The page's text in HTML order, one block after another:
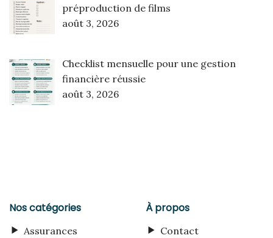
préproduction de films
août 3, 2026
Checklist mensuelle pour une gestion
financière réussie
août 3, 2026
Nos catégories
Assurances
À propos
Contact